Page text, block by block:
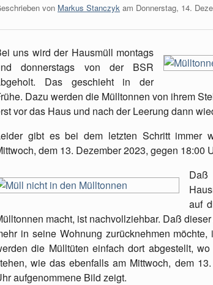
von Markus Stanczyk am Donnerstag, 14.
uns wird der Hausmüll montags
donnerstags von der BSR
Das geschieht in der
Dazu werden die Mülltonnen von ihrem
vor das Haus und nach der Leerung dann
gibt es bei dem letzten Schritt immer
dem 13. Dezember 2023, gegen 18:00
auf
macht, ist nachvollziehbar. Daß
in seine Wohnung zurücknehmen
die Mülltüten einfach dort abgestellt,
wie das ebenfalls am Mittwoch, dem
aufgenommene Bild zeigt.